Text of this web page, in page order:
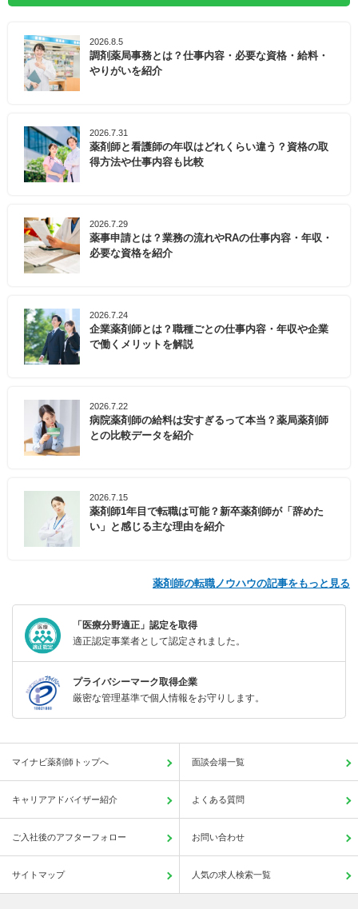
2026.8.5
調剤薬局事務とは？仕事内容・必要な資格・給料・
やりがいを紹介
2026.7.31
薬剤師と看護師の年収はどれくらい違う？資格の取
得方法や仕事内容も比較
2026.7.29
薬事申請とは？業務の流れやRAの仕事内容・年収・
必要な資格を紹介
2026.7.24
企業薬剤師とは？職種ごとの仕事内容・年収や企業
で働くメリットを解説
2026.7.22
病院薬剤師の給料は安すぎるって本当？薬局薬剤師
との比較データを紹介
2026.7.15
薬剤師1年目で転職は可能？新卒薬剤師が「辞めた
い」と感じる主な理由を紹介
薬剤師の転職ノウハウの記事をもっと見る
「医療分野適正」認定を取得
適正認定事業者として認定されました。
プライバシーマーク取得企業
厳密な管理基準で個人情報をお守りします。
マイナビ薬剤師トップへ 面談会場一覧
キャリアアドバイザー紹介 よくある質問
ご入社後のアフターフォロー お問い合わせ
サイトマップ 人気の求人検索一覧